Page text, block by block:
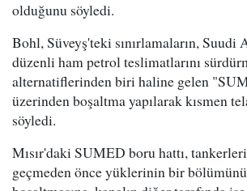
olduğunu söyledi.
Bohl, Süveyş'teki sınırlamaların, Suudi
düzenli ham petrol teslimatlarını
alternatiflerinden biri haline gelen
üzerinden boşaltma yapılarak kısmen
söyledi.
Mısır'daki SUMED boru hattı,
geçmeden önce yüklerinin bir